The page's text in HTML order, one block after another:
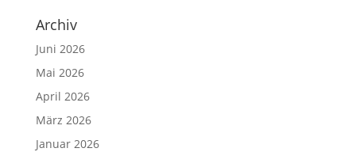
Archiv
Juni 2026
Mai 2026
April 2026
März 2026
Januar 2026